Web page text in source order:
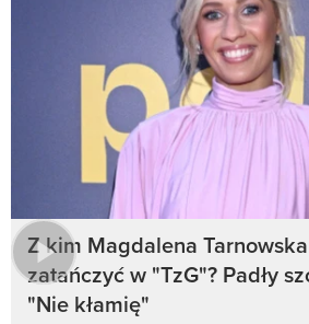
Z kim Magdalena
zatańczyć w "TzG"? Padły
"Nie kłamię"